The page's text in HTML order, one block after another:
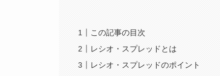
この記事の目次
レシオ・スプレッドとは
レシオ・スプレッドのポイント